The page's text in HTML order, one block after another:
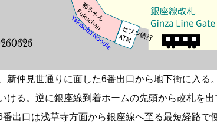
新仲見世通りに面した6番出口から地下街に入る
ける。逆に銀座線到着ホームの先頭から改札を出
出口は浅草寺方面から銀座線へ至る最短経路で